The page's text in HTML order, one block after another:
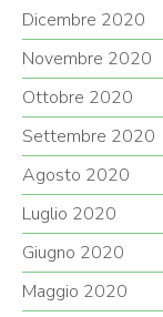
Dicembre 2020
Novembre 2020
Ottobre 2020
Settembre 2020
Agosto 2020
Luglio 2020
Giugno 2020
Maggio 2020